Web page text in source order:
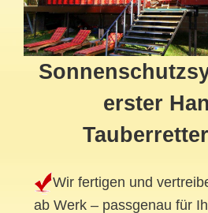
erster
Wir fertigen und
ab Werk – passgenau für